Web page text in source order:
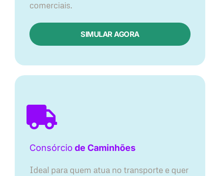
comerciais.
SIMULAR AGORA
Consórcio de Caminhões
Ideal para quem atua no transporte e quer